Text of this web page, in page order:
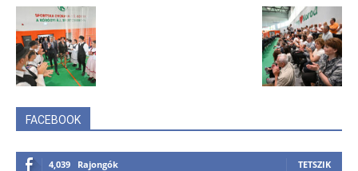
FACEBOOK
4,039 Rajongók TETSZIK